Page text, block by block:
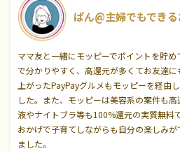
ぱん@主婦でもでき
ママ友と一緒にモッピーでポイントを貯
で分かりやすく、高還元が多くてお友達
上がったPayPayグルメもモッピーを経由
した。また、モッピーは美容系の案件も
液やナイトブラ等も100%還元の実質無料
おかげで子育てしながらも自分の楽しみ
ました。